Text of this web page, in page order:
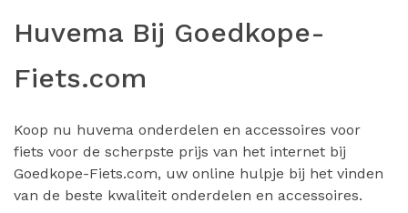
Huvema Bij Goedkope-
Fiets.com
Koop nu huvema onderdelen en accessoires voor
fiets voor de scherpste prijs van het internet bij
Goedkope-Fiets.com, uw online hulpje bij het vinden
van de beste kwaliteit onderdelen en accessoires.